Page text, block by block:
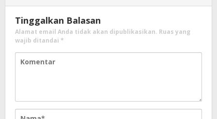
Tinggalkan Balasan
Alamat email Anda tidak akan dipublikasikan. Ruas yang
wajib ditandai *